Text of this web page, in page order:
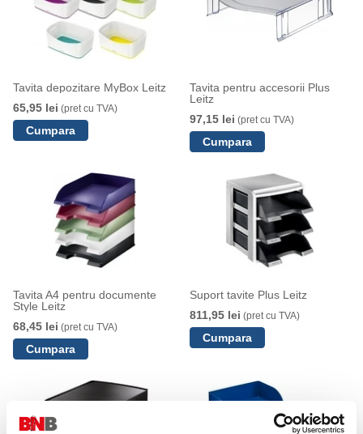
Tavita depozitare MyBox Leitz
65,95 lei (pret cu TVA)
Tavita pentru accesorii Plus
Leitz
97,15 lei (pret cu TVA)
Tavita A4 pentru documente
Style Leitz
68,45 lei (pret cu TVA)
Suport tavite Plus Leitz
811,95 lei (pret cu TVA)